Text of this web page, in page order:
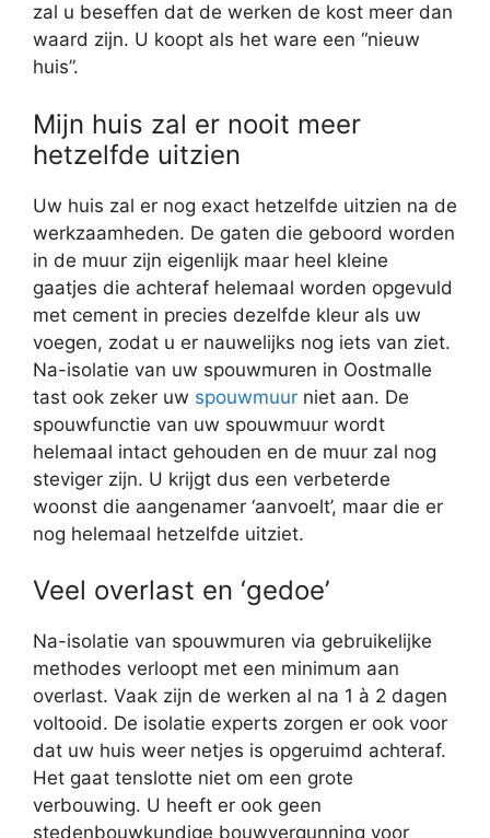
zal u beseffen dat de werken de kost meer dan
waard zijn. U koopt als het ware een “nieuw
huis”.
Mijn huis zal er nooit meer
hetzelfde uitzien
Uw huis zal er nog exact hetzelfde uitzien na de
werkzaamheden. De gaten die geboord worden
in de muur zijn eigenlijk maar heel kleine
gaatjes die achteraf helemaal worden opgevuld
met cement in precies dezelfde kleur als uw
voegen, zodat u er nauwelijks nog iets van ziet.
Na-isolatie van uw spouwmuren in Oostmalle
tast ook zeker uw spouwmuur niet aan. De
spouwfunctie van uw spouwmuur wordt
helemaal intact gehouden en de muur zal nog
steviger zijn. U krijgt dus een verbeterde
woonst die aangenamer ‘aanvoelt’, maar die er
nog helemaal hetzelfde uitziet.
Veel overlast en ‘gedoe’
Na-isolatie van spouwmuren via gebruikelijke
methodes verloopt met een minimum aan
overlast. Vaak zijn de werken al na 1 à 2 dagen
voltooid. De isolatie experts zorgen er ook voor
dat uw huis weer netjes is opgeruimd achteraf.
Het gaat tenslotte niet om een grote
verbouwing. U heeft er ook geen
stedenbouwkundige bouwvergunning voor